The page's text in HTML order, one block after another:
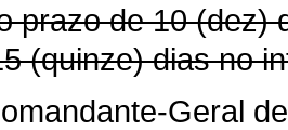
prazo de 10 (dez)
(quinze) dias no
Geral